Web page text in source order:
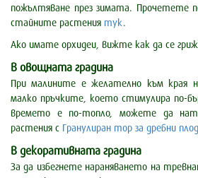
пожълтяване през зимата. Прочетете
стайните растения тук.
Ако имате орхидеи, вижте как да се
В овощната градина
При малините е желателно към края
малко пръчките, което стимулира по-
времето е по-топло, можете да
растения с Гранулиран тор за дребни
В декоративната градина
За да избегнете нараняването на